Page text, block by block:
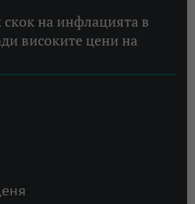
на инфлацията в
високите цени на